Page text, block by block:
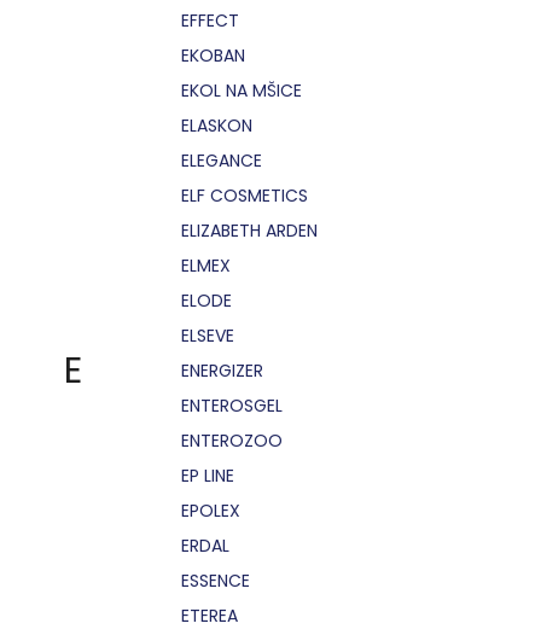
E
EFFECT
EKOBAN
EKOL NA MŠICE
ELASKON
ELEGANCE
ELF COSMETICS
ELIZABETH ARDEN
ELMEX
ELODE
ELSEVE
ENERGIZER
ENTEROSGEL
ENTEROZOO
EP LINE
EPOLEX
ERDAL
ESSENCE
ETEREA